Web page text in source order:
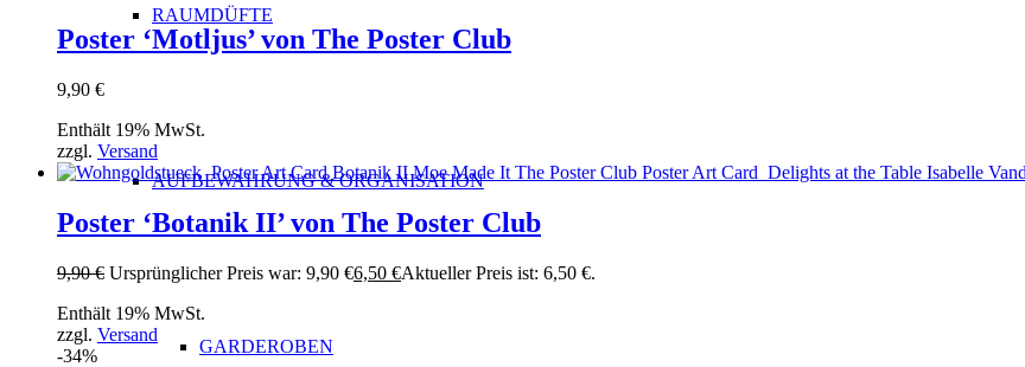
RAUMDÜFTE
AUFBEWAHRUNG & ORGANISATION
GARDEROBEN
Poster ‘Motljus’ von The Poster Club
9,90 €
Enthält 19% MwSt.
zzgl. Versand
Poster ‘Botanik II’ von The Poster Club
9,90€ Ursprünglicher Preis war: 9,90 €6,50 €Aktueller Preis ist: 6,50 €.
Enthält 19% MwSt.
zzgl. Versand
-34%